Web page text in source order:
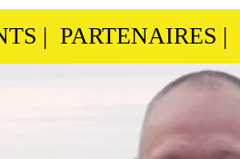
| PARTENAIRES |